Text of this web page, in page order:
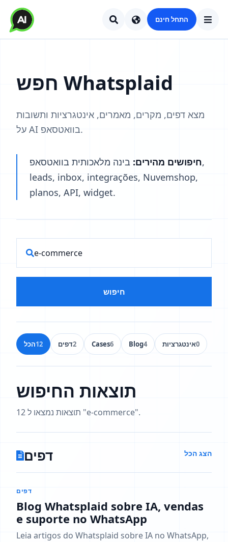
התחל חינם
חפש Whatsplaid
מצא דפים, מקרים, מאמרים, אינטגרציות ותשובות
על AI בוואטסאפ.
חיפושים מהירים: בינה מלאכותית בוואטסאפ,
leads, inbox, integrações, Nuvemshop,
planos, API, widget.
חיפוש
הכל12 דפים2 Cases6 Blog4 אינטגרציות0
תוצאות החיפוש
12 תוצאות נמצאו ל "e-commerce".
דפים הצג הכל
דפים
Blog Whatsplaid sobre IA, vendas
e suporte no WhatsApp
Leia artigos do Whatsplaid sobre IA no WhatsApp,